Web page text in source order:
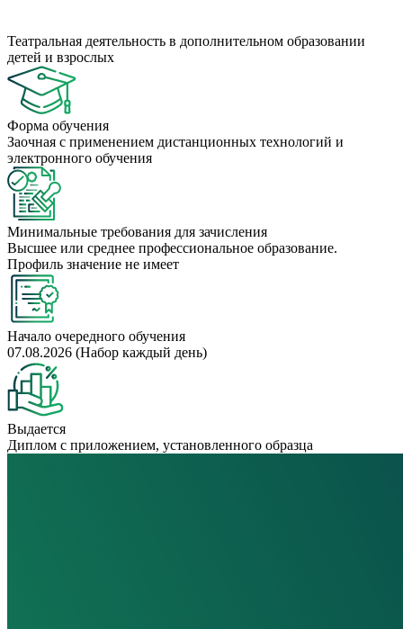
Театральная деятельность в дополнительном образовании
детей и взрослых
Форма обучения
Заочная с применением дистанционных технологий и
электронного обучения
Минимальные требования для зачисления
Высшее или среднее профессиональное образование.
Профиль значение не имеет
Начало очередного обучения
07.08.2026 (Набор каждый день)
Выдается
Диплом с приложением, установленного образца